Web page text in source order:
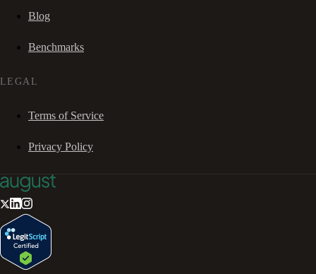
Blog
Benchmarks
LEGAL
Terms of Service
Privacy Policy